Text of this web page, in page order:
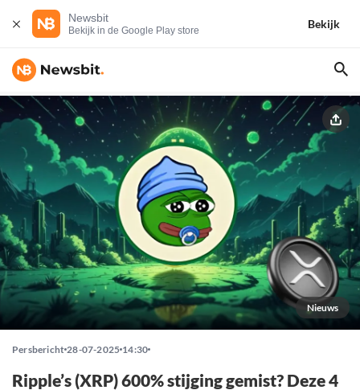
Newsbit
Bekijk in de Google Play store
Bekijk
Nieuws
Persbericht 28-07-2025 14:30
Ripple’s (XRP) 600% stijging gemist? Deze 4